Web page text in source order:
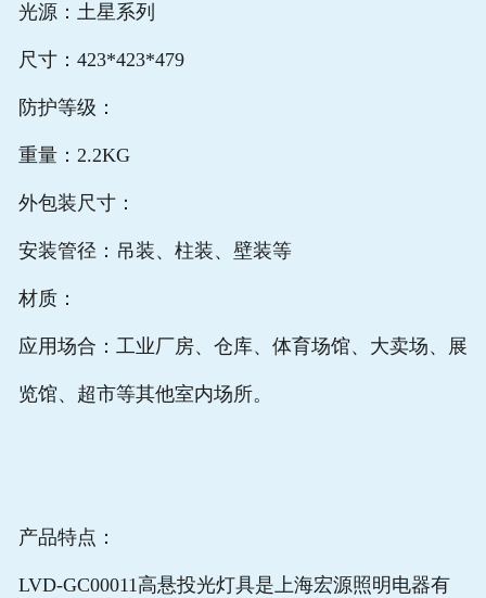
光源：土星系列
尺寸：423*423*479
防护等级：
重量：2.2KG
外包装尺寸：
安装管径：吊装、柱装、壁装等
材质：
应用场合：工业厂房、仓库、体育场馆、大卖场、展
览馆、超市等其他室内场所。
产品特点：
LVD-GC00011高悬投光灯具是上海宏源照明电器有